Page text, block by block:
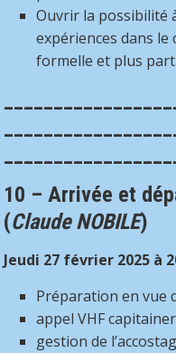
Ouvrir la possibilité
expériences dans le
formelle et plus
10 – Arrivée et
(Claude NOBILE)
Jeudi 27 février 2025 à
Préparation en vue
appel VHF
gestion de